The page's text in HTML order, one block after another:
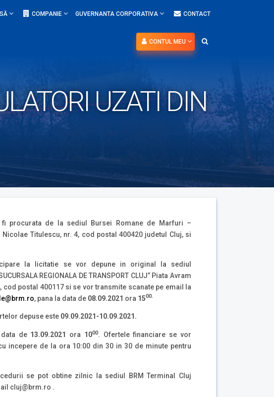
COMPANIE GUVERNANTA CORPORATIVA CONTACT
CONTUL MEU
UZATI DIN
fi procurata de la sediul Bursei Romane de Marfuri –
Titulescu, nr. 4, cod postal 400420 judetul Cluj, si
la licitatie se vor depune in original la sediul
REGIONALA DE TRANSPORT CLUJ” Piata Avram
cod postal 400117 si se vor transmite scanate pe email la
, pana la data de 08.09.2021 ora 1500.
depuse este 09.09.2021-10.09.2021.
de 13.09.2021 ora 1000. Ofertele financiare se vor
incepere de la ora 10:00 din 30 in 30 de minute pentru
se pot obtine zilnic la sediul BRM Terminal Cluj
cluj@brm.ro .